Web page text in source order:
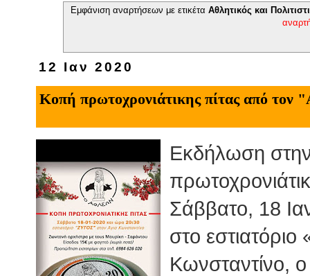
Εμφάνιση αναρτήσεων με ετικέτα Αθλητικός και
12 Ιαν 2020
Κοπή πρωτοχρονιάτικης πίτας από τον
Εκδήλωση
Σάββατο, 18
στο
Κωνσταντίνο,